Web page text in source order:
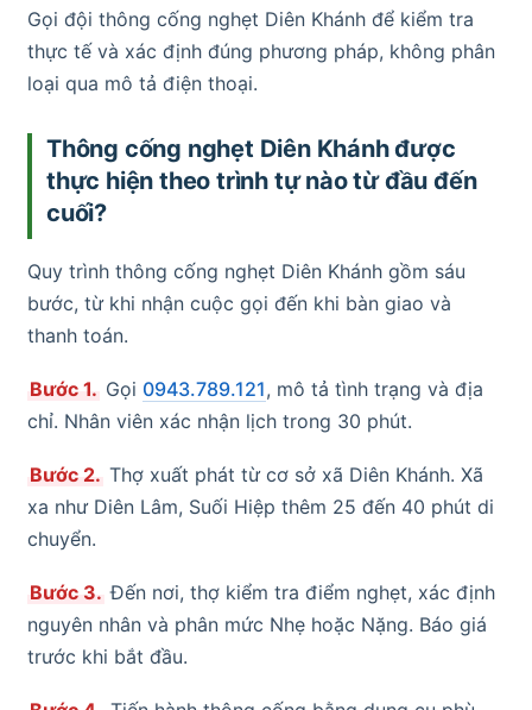
Gọi đội thông cống nghẹt Diên Khánh để kiểm tra
thực tế và xác định đúng phương pháp, không phân
loại qua mô tả điện thoại.
Thông cống nghẹt Diên Khánh được
thực hiện theo trình tự nào từ đầu đến
cuối?
Quy trình thông cống nghẹt Diên Khánh gồm sáu
bước, từ khi nhận cuộc gọi đến khi bàn giao và
thanh toán.
Bước 1. Gọi 0943.789.121, mô tả tình trạng và địa
chỉ. Nhân viên xác nhận lịch trong 30 phút.
Bước 2. Thợ xuất phát từ cơ sở xã Diên Khánh. Xã
xa như Diên Lâm, Suối Hiệp thêm 25 đến 40 phút di
chuyển.
Bước 3. Đến nơi, thợ kiểm tra điểm nghẹt, xác định
nguyên nhân và phân mức Nhẹ hoặc Nặng. Báo giá
trước khi bắt đầu.